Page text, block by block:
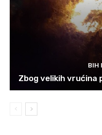
BIH
Zbog velikih vrućina